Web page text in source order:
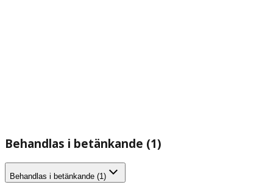
Behandlas i betänkande (1)
Behandlas i betänkande (1)